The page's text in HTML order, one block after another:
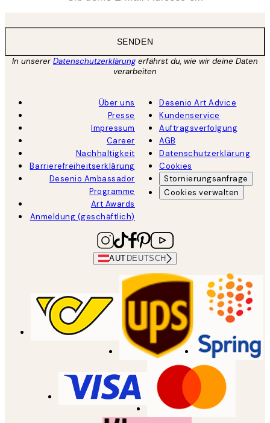
SENDEN
In unsererDatenschutzerklärungerfährst du, wie wir deine Daten
verarbeiten
Über uns
Presse
Impressum
Career
Nachhaltigkeit
Barrierefreiheitserklärung
Desenio Ambassador
Programme
Art Awards
Anmeldung (geschäftlich)
Desenio Art Advice
Kundenservice
Auftragsverfolgung
AGB
Datenschutzerklärung
Cookies
Stornierungsanfrage
Cookies verwalten
AUT DEUTSCH